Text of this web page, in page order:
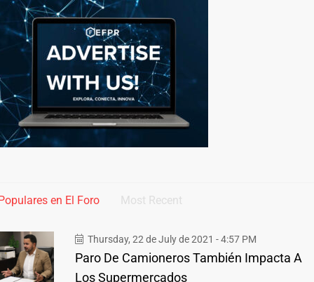
en El Foro Most Recent
Thursday, 22 de July de 2021 - 4:57 PM
Paro De Camioneros También Impacta A
Los Supermercados